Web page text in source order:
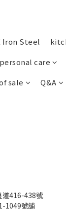
Iron Steel
personal care
sale Q&A
道416-438號
1049號舖